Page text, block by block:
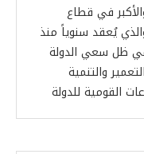
في قطاع
يُعقد سنوياً منذ
في ظل سعي الدولة
والتنمية
القومية للدولة